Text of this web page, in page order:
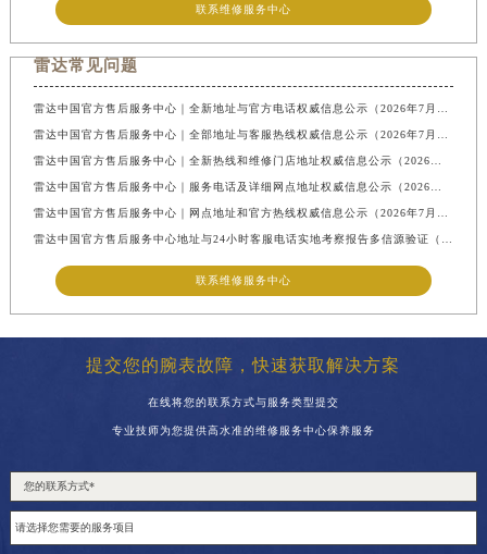
联系维修服务中心
雷达常见问题
联系维修服务中心
提交您的腕表故障，快速获取解决方案
在线将您的联系方式与服务类型提交
专业技师为您提供高水准的维修服务中心保养服务